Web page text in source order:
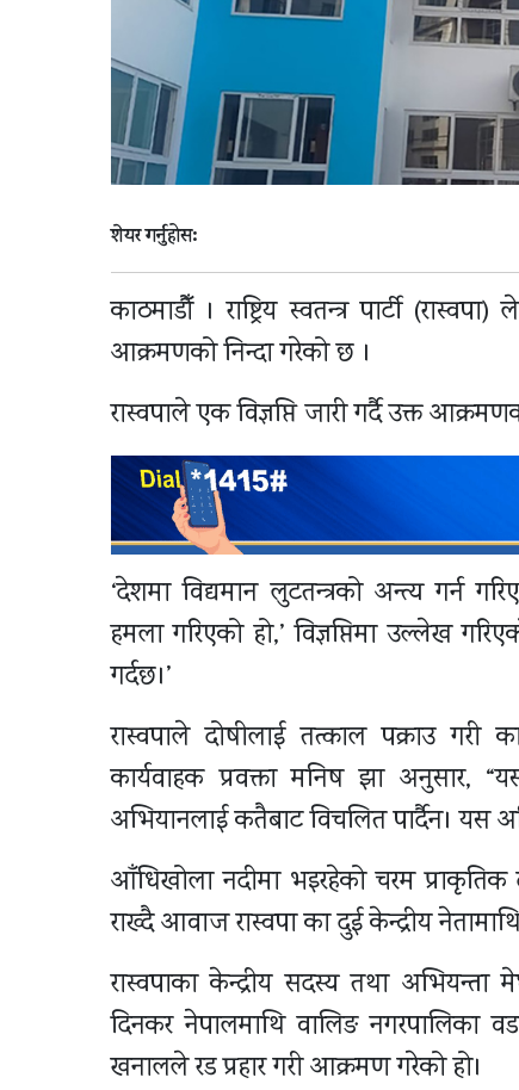
शेयर गर्नुहोस:
काठमाडौँ । राष्ट्रिय स्वतन्त्र पार्टी
आक्रमणको निन्दा गरेको छ ।
रास्वपाले एक विज्ञप्ति जारी गर्दै उक्त
‘देशमा विद्यमान लुटतन्त्रको अन्त्य गर्न
हमला गरिएको हो,’ विज्ञप्तिमा उल्लेख
गर्दछ।’
रास्वपाले दोषीलाई तत्काल पक्राउ गरी
कार्यवाहक प्रवक्ता मनिष झा अनुसार,
अभियानलाई कतैबाट विचलित पार्दैन। यस
आँधिखोला नदीमा भइरहेको चरम प्राकृतिक
राख्दै आवाज रास्वपा का दुई केन्द्रीय
रास्वपाका केन्द्रीय सदस्य तथा
दिनकर नेपालमाथि वालिङ नगरपालिका
खनालले रड प्रहार गरी आक्रमण गरेको हो।